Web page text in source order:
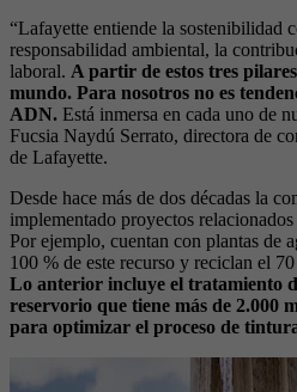
“Lafayette entiende la sostenibilidad
responsabilidad ambiental, la
laboral. A partir de estos tres
mundo. Para nosotros no es
ADN. Está inmersa en cada uno de
Fucsia Naydú Serrato, directora de
de Lafayette.
Desde hace más de dos décadas la
implementado proyectos
Por ejemplo, cuentan con plantas de
100 % de este recurso y reciclan el
Lo anterior incluye el tratamiento
reservorio que tiene más de 2.000
para optimizar el proceso de